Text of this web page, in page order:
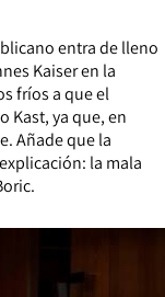
entra de lleno
Kaiser en la
fríos a que el
Kast, ya que, en
Añade que la
la mala